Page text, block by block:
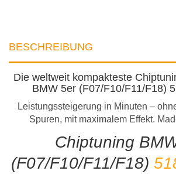
BESCHREIBUNG
Die weltweit kompakteste
BMW 5er (F07/F10/F11/F18)
Leistungssteigerung in Minuten –
Spuren, mit maximalem Effekt.
Chiptuning
(F07/F10/F11/F18)